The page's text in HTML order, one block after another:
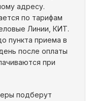
адресу.
по тарифам
Линии, КИТ.
пункта приема в
после оплаты
при
подберут